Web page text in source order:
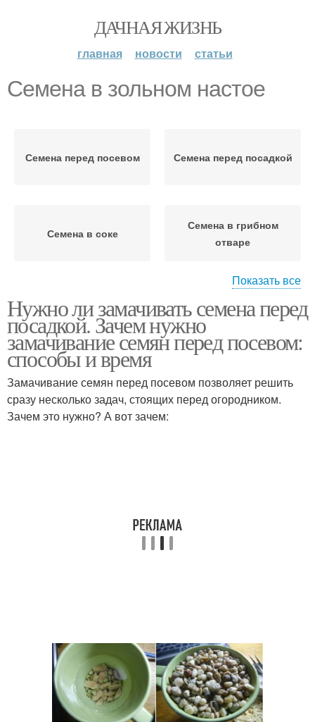
ДАЧНАЯ ЖИЗНЬ
главная новости статьи
Семена в зольном настое
Семена перед посевом Семена перед посадкой
Семена в соке
Семена в грибном
отваре
Семена в картофельном
соке
Показать все
Нужно ли замачивать семена перед
посадкой. Зачем нужно
замачивание семян перед посевом:
способы и время
Замачивание семян перед посевом позволяет решить
сразу несколько задач, стоящих перед огородником.
Зачем это нужно? А вот зачем: